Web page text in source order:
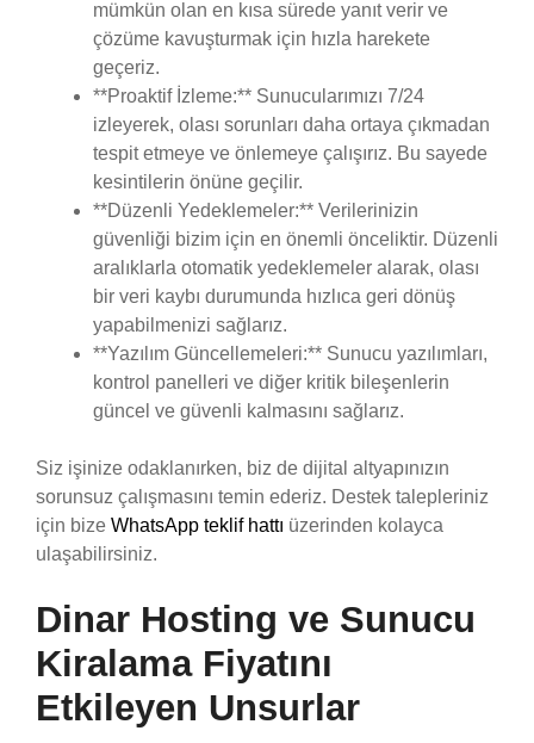
mümkün olan en kısa sürede yanıt verir ve
çözüme kavuşturmak için hızla harekete
geçeriz.
**Proaktif İzleme:** Sunucularımızı 7/24
izleyerek, olası sorunları daha ortaya çıkmadan
tespit etmeye ve önlemeye çalışırız. Bu sayede
kesintilerin önüne geçilir.
**Düzenli Yedeklemeler:** Verilerinizin
güvenliği bizim için en önemli önceliktir. Düzenli
aralıklarla otomatik yedeklemeler alarak, olası
bir veri kaybı durumunda hızlıca geri dönüş
yapabilmenizi sağlarız.
**Yazılım Güncellemeleri:** Sunucu yazılımları,
kontrol panelleri ve diğer kritik bileşenlerin
güncel ve güvenli kalmasını sağlarız.
Siz işinize odaklanırken, biz de dijital altyapınızın
sorunsuz çalışmasını temin ederiz. Destek talepleriniz
için bize WhatsApp teklif hattı üzerinden kolayca
ulaşabilirsiniz.
Dinar Hosting ve Sunucu
Kiralama Fiyatını
Etkileyen Unsurlar